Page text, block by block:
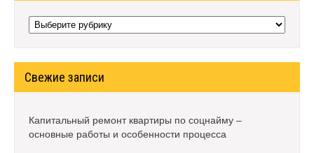
Рубрики
Свежие записи
Капитальный ремонт квартиры по соцнайму –
основные работы и особенности процесса